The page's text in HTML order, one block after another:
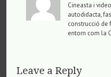
Cineasta i
autodidacta,
construcció de
entorn com la
Leave a Reply